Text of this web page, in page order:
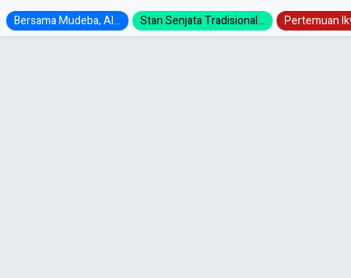
Bersama Mudeba, Al... Stan Senjata Tradisional... Pertemuan